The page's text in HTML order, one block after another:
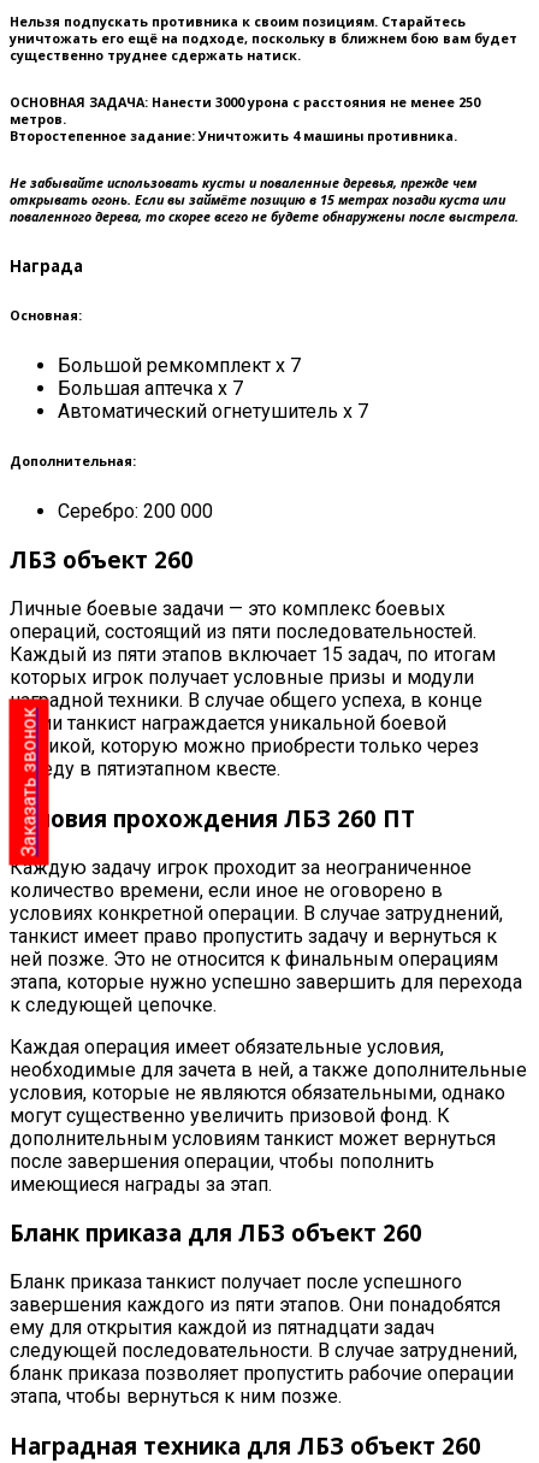
Нельзя подпускать противника к своим позициям. Старайтесь
уничтожать его ещё на подходе, поскольку в ближнем бою вам будет
существенно труднее сдержать натиск.
ОСНОВНАЯ ЗАДАЧА: Нанести 3000 урона с расстояния не менее 250
метров.
Второстепенное задание:Уничтожить 4 машины противника.
Не забывайте использовать кусты и поваленные деревья, прежде чем
открывать огонь. Если вы займёте позицию в 15 метрах позади куста или
поваленного дерева, то скорее всего не будете обнаружены после выстрела.
Награда
Основная:
Большой ремкомплект x 7
Большая аптечка x 7
Автоматический огнетушитель x 7
Дополнительная:
Серебро: 200 000
ЛБЗ объект 260
Личные боевые задачи — это комплекс боевых
операций, состоящий из пяти последовательностей.
Каждый из пяти этапов включает 15 задач, по итогам
которых игрок получает условные призы и модули
наградной техники. В случае общего успеха, в конце
серии танкист награждается уникальной боевой
техникой, которую можно приобрести только через
победу в пятиэтапном квесте.
Условия прохождения ЛБЗ 260 ПТ
Каждую задачу игрок проходит за неограниченное
количество времени, если иное не оговорено в
условиях конкретной операции. В случае затруднений,
танкист имеет право пропустить задачу и вернуться к
ней позже. Это не относится к финальным операциям
этапа, которые нужно успешно завершить для перехода
к следующей цепочке.
Каждая операция имеет обязательные условия,
необходимые для зачета в ней, а также дополнительные
условия, которые не являются обязательными, однако
могут существенно увеличить призовой фонд. К
дополнительным условиям танкист может вернуться
после завершения операции, чтобы пополнить
имеющиеся награды за этап.
Бланк приказа для ЛБЗ объект 260
Бланк приказа танкист получает после успешного
завершения каждого из пяти этапов. Они понадобятся
ему для открытия каждой из пятнадцати задач
следующей последовательности. В случае затруднений,
бланк приказа позволяет пропустить рабочие операции
этапа, чтобы вернуться к ним позже.
Наградная техника для ЛБЗ объект 260
Заказать звонок